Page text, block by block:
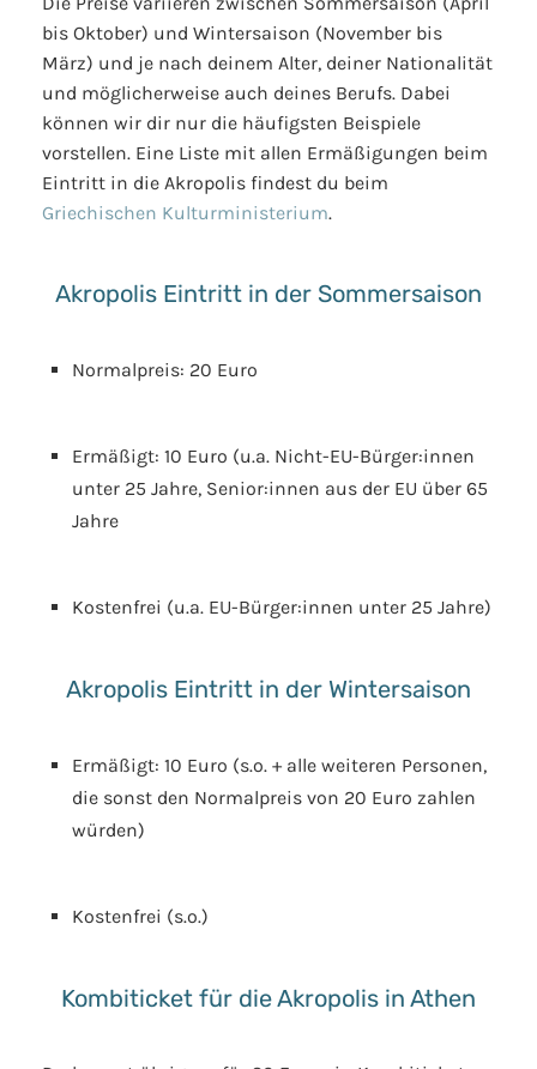
bis Oktober) und Wintersaison (November bis
März) und je nach deinem Alter, deiner Nationalität
und möglicherweise auch deines Berufs. Dabei
können wir dir nur die häufigsten Beispiele
vorstellen. Eine Liste mit allen Ermäßigungen beim
Eintritt in die Akropolis findest du beim
Griechischen Kulturministerium.
Akropolis Eintritt in der Sommersaison
Normalpreis: 20 Euro
Ermäßigt: 10 Euro (u.a. Nicht-EU-Bürger:innen
unter 25 Jahre, Senior:innen aus der EU über 65
Jahre
Kostenfrei (u.a. EU-Bürger:innen unter 25 Jahre)
Akropolis Eintritt in der Wintersaison
Ermäßigt: 10 Euro (s.o. + alle weiteren Personen,
die sonst den Normalpreis von 20 Euro zahlen
würden)
Kostenfrei (s.o.)
Kombiticket für die Akropolis in Athen